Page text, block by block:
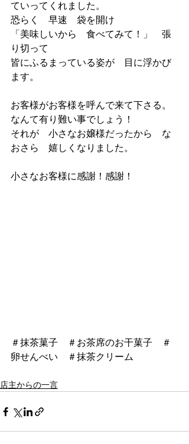
ていってくれました。
恐らく　早速　袋を開け
「美味しいから　食べてみて！」　張
り切って
皆にふるまっている姿が　目に浮かび
ます。
お客様がお客様を呼んで来て下さる。
なんて有り難い事でしょう！
それが　小さなお嬢様だったから　な
おさら　嬉しくなりました。
小さなお客様に感謝！感謝！
＃抹茶菓子　＃お茶席のお干菓子　＃
卵せんべい　＃抹茶クリーム
店主からの一言